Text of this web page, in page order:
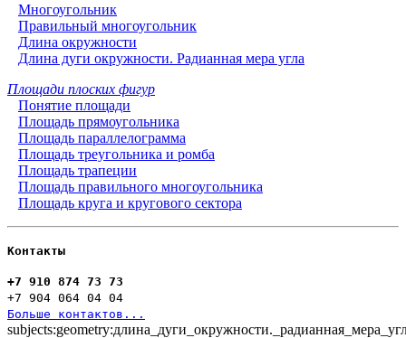
Многоугольник
Правильный многоугольник
Длина окружности
Длина дуги окружности. Радианная мера угла
Площади плоских фигур
Понятие площади
Площадь прямоугольника
Площадь параллелограмма
Площадь треугольника и ромба
Площадь трапеции
Площадь правильного многоугольника
Площадь круга и кругового сектора
Контакты
+7 910 874 73 73
+7 904 064 04 04
Больше контактов...